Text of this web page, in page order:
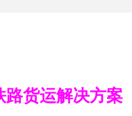
货运解决方案